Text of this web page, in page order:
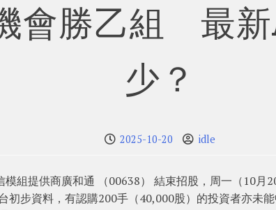
會勝乙組 最新
少？
2025-10-20 idle
組提供商廣和通 （00638） 結束招股，周一（10月
初步資料，有認購200手（40,000股）的投資者亦未